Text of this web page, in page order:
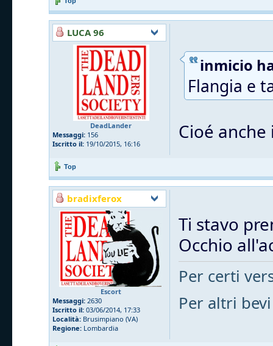
LUCA 96
DeadLander
Messaggi: 156
Iscritto il: 19/10/2015, 16:16
inmicio
Flangia e
Cioé
Top
bradixferox
Escort
Messaggi: 2630
Iscritto il: 03/06/2014, 17:33
Località: Brusimpiano (VA)
Regione: Lombardia
Ti stavo
Occhio
Per certi
Per altri bevi